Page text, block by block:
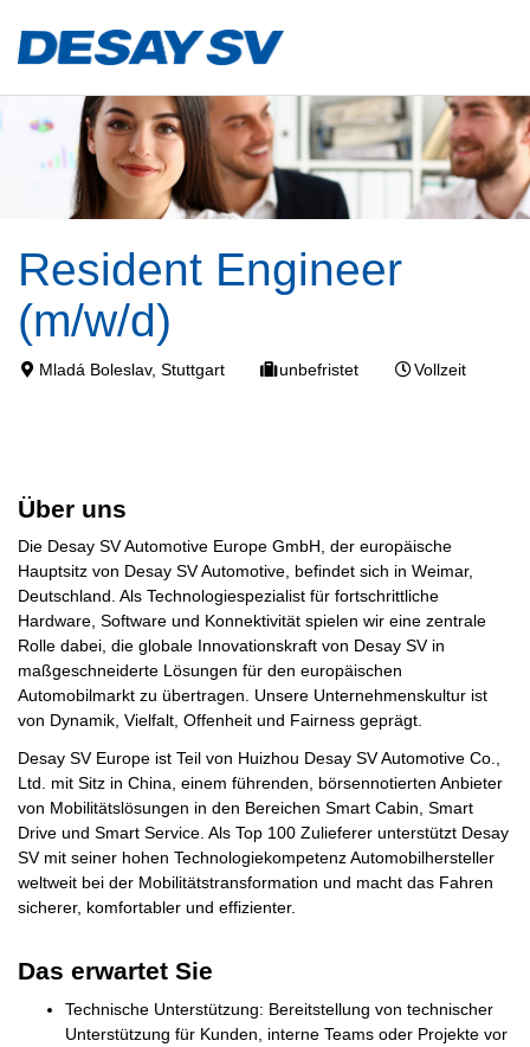
Resident Engineer
(m/w/d)
Mladá Boleslav, Stuttgart unbefristet Vollzeit
Über uns
Die Desay SV Automotive Europe GmbH, der europäische
Hauptsitz von Desay SV Automotive, befindet sich in Weimar,
Deutschland. Als Technologiespezialist für fortschrittliche
Hardware, Software und Konnektivität spielen wir eine zentrale
Rolle dabei, die globale Innovationskraft von Desay SV in
maßgeschneiderte Lösungen für den europäischen
Automobilmarkt zu übertragen. Unsere Unternehmenskultur ist
von Dynamik, Vielfalt, Offenheit und Fairness geprägt.
Desay SV Europe ist Teil von Huizhou Desay SV Automotive Co.,
Ltd. mit Sitz in China, einem führenden, börsennotierten Anbieter
von Mobilitätslösungen in den Bereichen Smart Cabin, Smart
Drive und Smart Service. Als Top 100 Zulieferer unterstützt Desay
SV mit seiner hohen Technologiekompetenz Automobilhersteller
weltweit bei der Mobilitätstransformation und macht das Fahren
sicherer, komfortabler und effizienter.
Das erwartet Sie
Technische Unterstützung: Bereitstellung von technischer
Unterstützung für Kunden, interne Teams oder Projekte vor